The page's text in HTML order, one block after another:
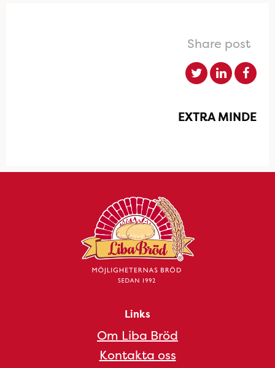
Share post
EXTRA MINDE
Links
Om Liba Bröd
Kontakta oss